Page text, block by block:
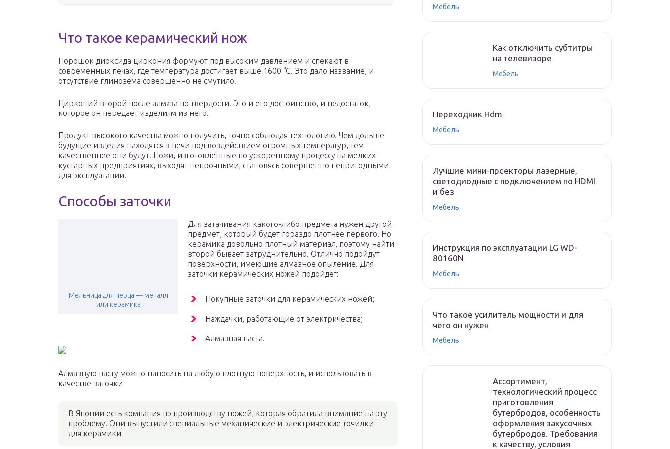
Что такое керамический нож
Порошок диоксида циркония формуют под высоким давлением и спекают в
современных печах, где температура достигает выше 1600 °C. Это дало название, и
отсутствие глинозема совершенно не смутило.
Цирконий второй после алмаза по твердости. Это и его достоинство, и недостаток,
которое он передает изделиям из него.
Продукт высокого качества можно получить, точно соблюдая технологию. Чем дольше
будущие изделия находятся в печи под воздействием огромных температур, тем
качественнее они будут. Ножи, изготовленные по ускоренному процессу на мелких
кустарных предприятиях, выходят непрочными, становясь совершенно непригодными
для эксплуатации.
Способы заточки
Мельница для перца — металл
или керамика
Для затачивания какого-либо предмета нужен другой
предмет, который будет гораздо плотнее первого. Но
керамика довольно плотный материал, поэтому найти
второй бывает затруднительно. Отлично подойдут
поверхности, имеющие алмазное опыление. Для
заточки керамических ножей подойдет:
Покупные заточки для керамических ножей;
Наждачки, работающие от электричества;
Алмазная паста.
Алмазную пасту можно наносить на любую плотную поверхность, и использовать в
качестве заточки
В Японии есть компания по производству ножей, которая обратила внимание на эту
проблему. Они выпустили специальные механические и электрические точилки
для керамики
Мебель
Как отключить субтитры
на телевизоре
Мебель
Переходник Hdmi
Мебель
Лучшие мини-проекторы лазерные,
светодиодные с подключением по HDMI
и без
Мебель
Инструкция по эксплуатации LG WD-
80160N
Мебель
Что такое усилитель мощности и для
чего он нужен
Мебель
Ассортимент,
технологический процесс
приготовления
бутербродов, особенность
оформления закусочных
бутербродов. Требования
к качеству, условия